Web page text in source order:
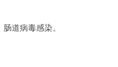
道病毒感染。